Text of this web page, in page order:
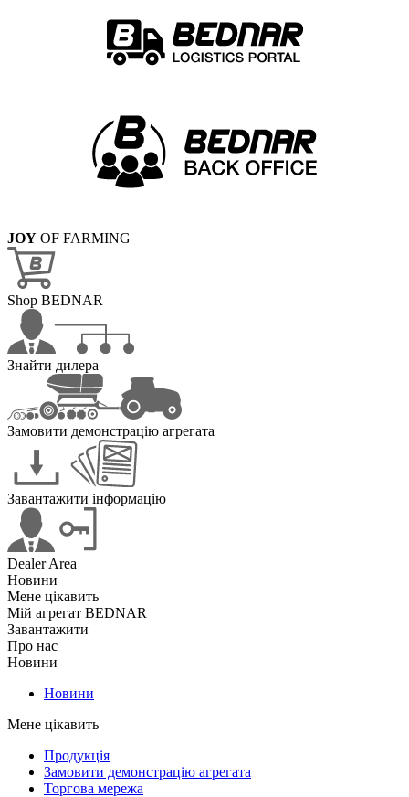
JOY OF FARMING
Shop BEDNAR
Знайти дилера
Замовити демонстрацію агрегата
Завантажити інформацію
Dealer Area
Новини
Мене цікавить
Мій агрегат BEDNAR
Завантажити
Про нас
Новини
Новини
Мене цікавить
Продукція
Замовити демонстрацію агрегата
Торгова мережа